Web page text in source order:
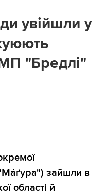
увійшли у
"Бредлі"
зайшли в
області й